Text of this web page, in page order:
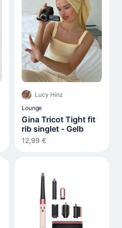
Lucy Hinz
Lounge
Gina Tricot Tight fit
rib singlet - Gelb
12,99 €